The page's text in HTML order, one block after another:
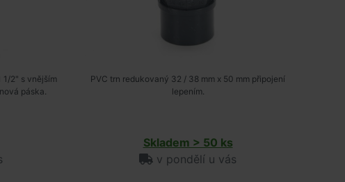
2" s vnějším
páska.
PVC trn redukovaný 32 / 38 mm x 50 mm připojení
lepením.
Skladem > 50 ks
v pondělí u vás